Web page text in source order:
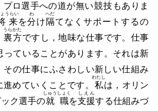
ロ選手への道が無い競技もありま
来
うらい
を分
わ
け隔
へだ
てなくサポートするの
裏方
うらかた
ですし，地味な仕事です。仕事
っていることがあります。それは新
その仕事にふさわしい新しい仕組み
進めていくことです。 私
わたし
は，オリン
ク選手の就職
しゅうしょく
を支援
しえん
する仕組みづ